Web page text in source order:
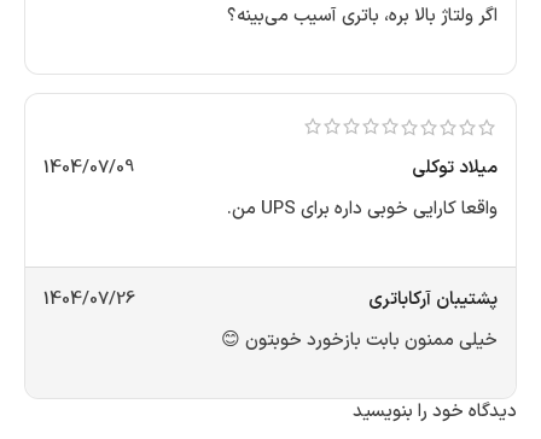
اگر ولتاژ بالا بره، باتری آسیب می‌بینه؟
میلاد توکلی
1404/07/09
واقعا کارایی خوبی داره برای UPS من.
پشتیبان آرکاباتری
1404/07/26
خیلی ممنون بابت بازخورد خوبتون 😊
دیدگاه خود را بنویسید